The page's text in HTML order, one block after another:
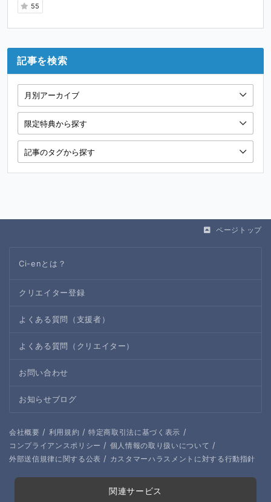
55
記事を検索
ページトップ
Ci-enとは？
クリエイター登録
よくある質問（支援者）
よくある質問（クリエイター）
お問い合わせ
お知らせブログ
会社概要 / 利用規約 / 特定商取引法に基づく表示 /
コンプライアンスポリシー / 個人情報の取り扱いについて /
外部送信規律に関する公表 / カスタマーハラスメントに対する行動指針
関連サービス